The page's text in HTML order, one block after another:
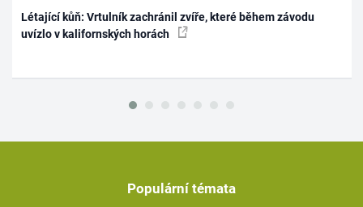
Létající kůň: Vrtulník zachránil zvíře, které během závodu
uvízlo v kalifornských horách
Populární témata